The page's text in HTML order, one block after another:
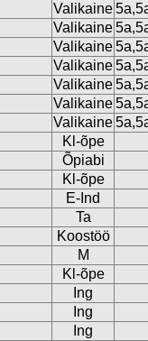
Valikaine
Valikaine
Valikaine
Valikaine
Valikaine
Valikaine
Valikaine
Kl-õpe
Õpiabi
Kl-õpe
E-Ind
Ta
Koostöö
M
Kl-õpe
Ing
Ing
Ing